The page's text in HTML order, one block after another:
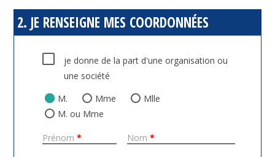
2. JE RENSEIGNE MES COORDONNÉES
je donne de la part d'une organisation ou
une société
M.
Mme
Mlle
M. ou Mme
Prénom* Nom *